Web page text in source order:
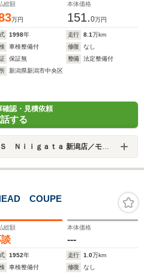
総額
万円
本体価格
151.0万円
1998年 走行 8.1万km
車検整備付 修復
なし
保証無 整備
法定整備付
新潟県新潟市中央区
確認・見積依頼
する
ｔａ 新潟店／モトーレンニイガタ（株）
COUPE
総額 本体価格
---
1952年 走行 1.0万km
車検整備付 修復
なし